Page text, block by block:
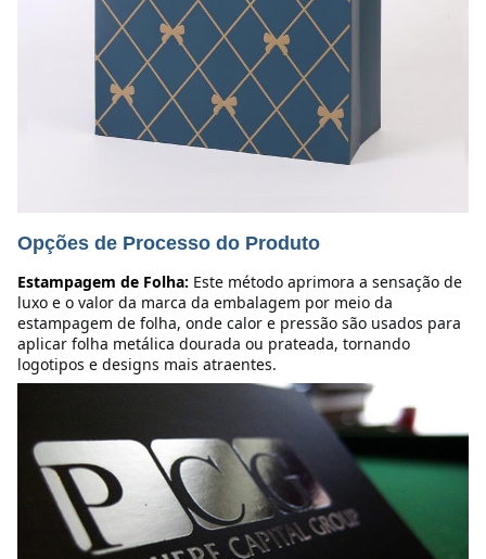
Opções de Processo do Produto
Estampagem de Folha: Este método aprimora a sensação de
luxo e o valor da marca da embalagem por meio da
estampagem de folha, onde calor e pressão são usados para
aplicar folha metálica dourada ou prateada, tornando
logotipos e designs mais atraentes.